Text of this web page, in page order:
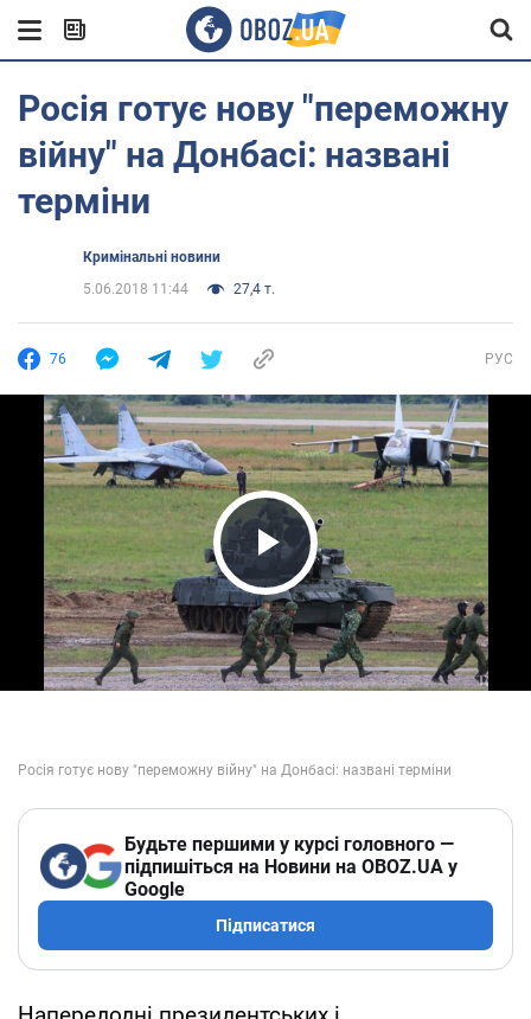
Росія готує нову "переможну
війну" на Донбасі: названі
терміни
Кримінальні новини
5.06.2018 11:44
27,4 т.
76 РУС
Play Video
Будьте першими у курсі головного —
підпишіться на Новини на OBOZ.UA у
Google
Підписатися